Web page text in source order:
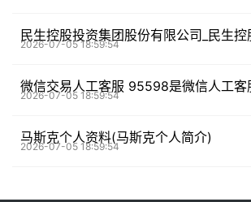
民生控股投资集团股份有限公司_民生控
2026-07-05 18:59:54
微信交易人工客服 95598是微信人工客
2026-07-05 18:59:54
马斯克个人资料(马斯克个人简介)
2026-07-05 18:59:54